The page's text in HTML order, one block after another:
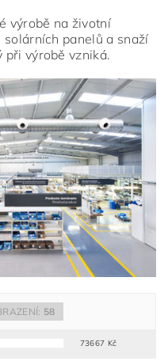
výrobě na životní
panelů a snaží
při výrobě vzniká.
73667 Kč
58